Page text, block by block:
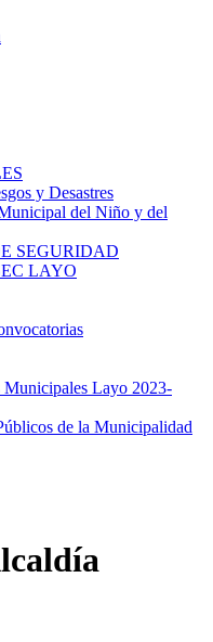
y Desastres
del Niño y del
SEGURIDAD
LAYO
Layo 2023-
de la Municipalidad